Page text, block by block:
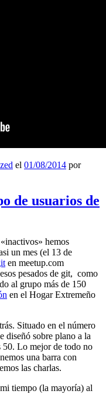
el 01/08/2014 por
de usuarios de
hemos
un mes (el 13 de
en meetup.com
pesados de git, como
al grupo más de 150
en el Hogar Extremeño
Situado en el número
diseñó sobre plano a la
50. Lo mejor de todo no
una barra con
las charlas.
tiempo (la mayoría) al